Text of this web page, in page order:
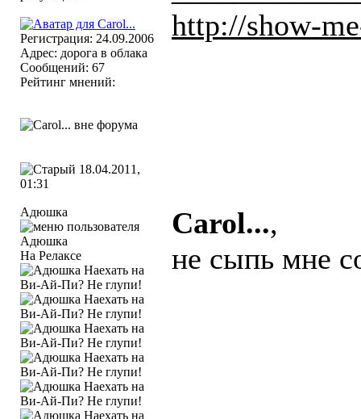
Регистрация: 24.09.2006
Адрес: дорога в облака
Сообщений: 67
Рейтинг мнений:
http://show-
18.04.2011,
01:31
Адюшка
На Релаксе
Carol...,
не сыпь мне